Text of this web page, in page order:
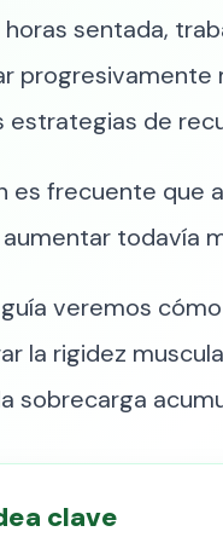
horas sentada,
progresivamente
estrategias de
es frecuente que
todavía
veremos
la rigidez
sobrecarga
clave